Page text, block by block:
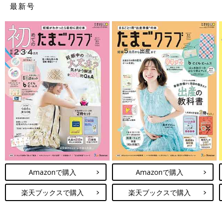
最新号
Amazonで購入
楽天ブックスで購入
Amazonで購入
楽天ブックスで購入